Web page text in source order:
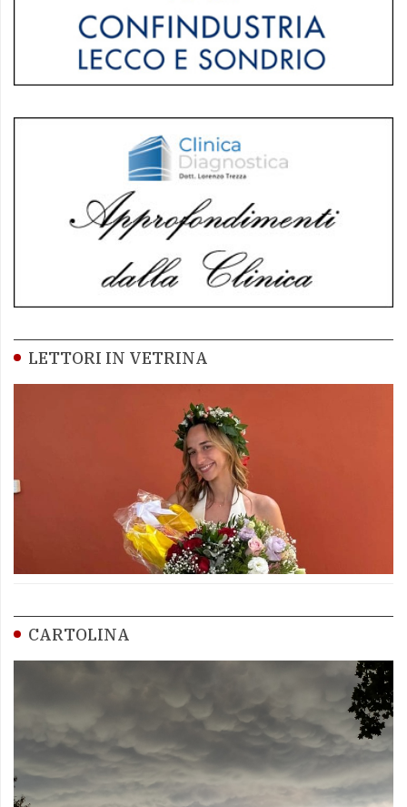
LETTORI IN VETRINA
CARTOLINA